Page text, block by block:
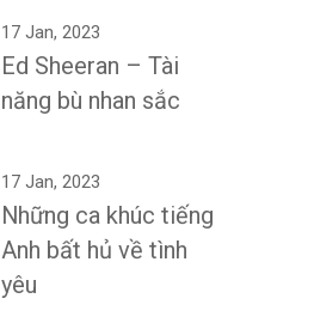
17 Jan, 2023
Ed Sheeran – Tài
năng bù nhan sắc
17 Jan, 2023
Những ca khúc tiếng
Anh bất hủ về tình
yêu